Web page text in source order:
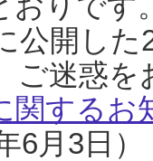
公開し
ご迷惑
関するお
6月3日）